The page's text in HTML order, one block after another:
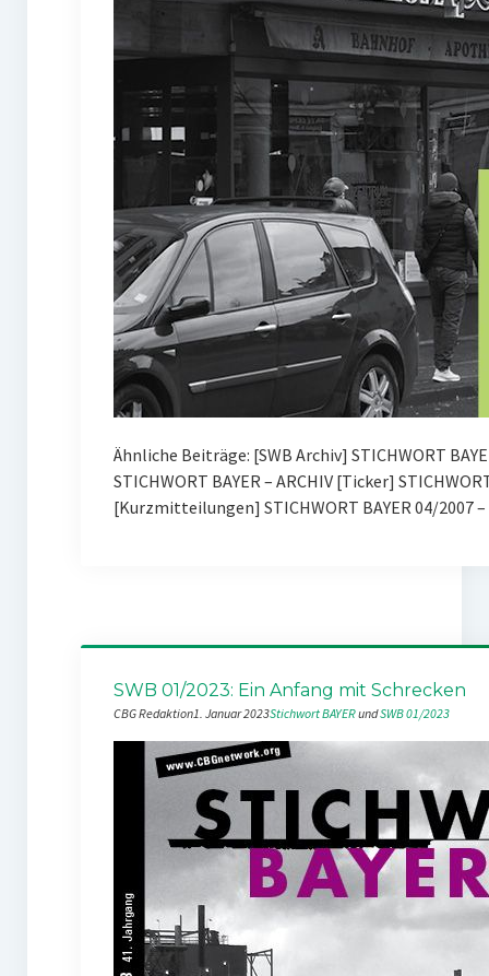
Ähnliche Beiträge: [SWB Archiv] STICHWORT
STICHWORT BAYER – ARCHIV [Ticker]
[Kurzmitteilungen] STICHWORT BAYER 04/2007
SWB 01/2023: Ein Anfang mit Schrecken
CBG Redaktion1. Januar 2023Stichwort BAYER und SWB 01/2023